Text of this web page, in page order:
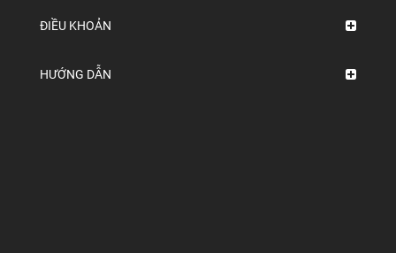
ĐIỀU KHOẢN
HƯỚNG DẪN